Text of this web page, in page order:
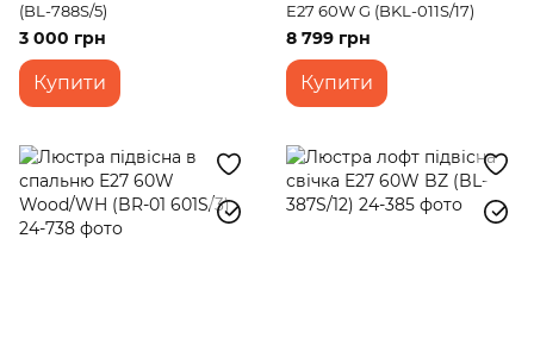
(BL-788S/5)
3 000 грн
Купити
E27 60W G (BKL-011S/17)
8 799 грн
Купити